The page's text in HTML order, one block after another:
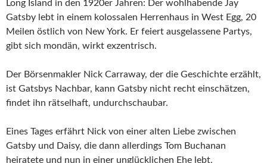
Long Island in den 1920er Jahren: Der wohlhabende Jay
Gatsby lebt in einem kolossalen Herrenhaus in West Egg, 20
Meilen östlich von New York. Er feiert ausgelassene Partys,
gibt sich mondän, wirkt exzentrisch.
Der Börsenmakler Nick Carraway, der die Geschichte erzählt,
ist Gatsbys Nachbar, kann Gatsby nicht recht einschätzen,
findet ihn rätselhaft, undurchschaubar.
Eines Tages erfährt Nick von einer alten Liebe zwischen
Gatsby und Daisy, die dann allerdings Tom Buchanan
heiratete und nun in einer unglücklichen Ehe lebt.